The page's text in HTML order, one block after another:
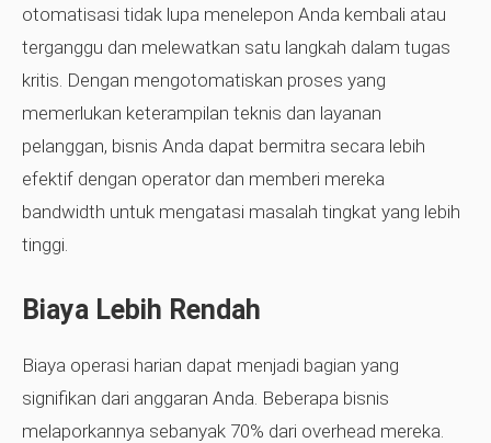
otomatisasi tidak lupa menelepon Anda kembali atau
terganggu dan melewatkan satu langkah dalam tugas
kritis. Dengan mengotomatiskan proses yang
memerlukan keterampilan teknis dan layanan
pelanggan, bisnis Anda dapat bermitra secara lebih
efektif dengan operator dan memberi mereka
bandwidth untuk mengatasi masalah tingkat yang lebih
tinggi.
Biaya Lebih Rendah
Biaya operasi harian dapat menjadi bagian yang
signifikan dari anggaran Anda. Beberapa bisnis
melaporkannya sebanyak 70% dari overhead mereka.